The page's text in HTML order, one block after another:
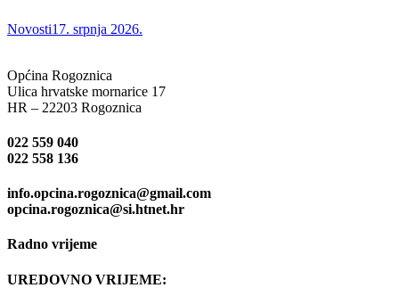
Novosti17. srpnja 2026.
Općina Rogoznica
Ulica hrvatske mornarice 17
HR – 22203 Rogoznica
022 559 040
022 558 136
info.opcina.rogoznica@gmail.com
opcina.rogoznica@si.htnet.hr
Radno vrijeme
UREDOVNO VRIJEME: